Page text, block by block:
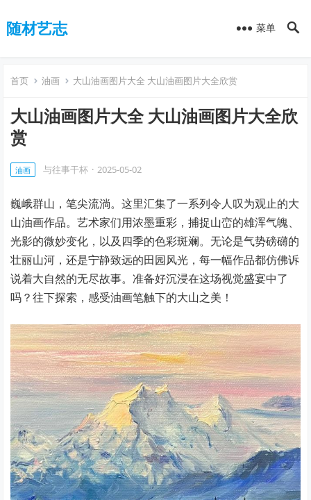
随材艺志 菜单
首页 油画 大山油画图片大全 大山油画图片大全欣赏
大山油画图片大全 大山油画图片大全欣
赏
油画 与往事干杯 · 2025-05-02
巍峨群山，笔尖流淌。这里汇集了一系列令人叹为观止的大
山油画作品。艺术家们用浓墨重彩，捕捉山峦的雄浑气魄、
光影的微妙变化，以及四季的色彩斑斓。无论是气势磅礴的
壮丽山河，还是宁静致远的田园风光，每一幅作品都仿佛诉
说着大自然的无尽故事。准备好沉浸在这场视觉盛宴中了
吗？往下探索，感受油画笔触下的大山之美！